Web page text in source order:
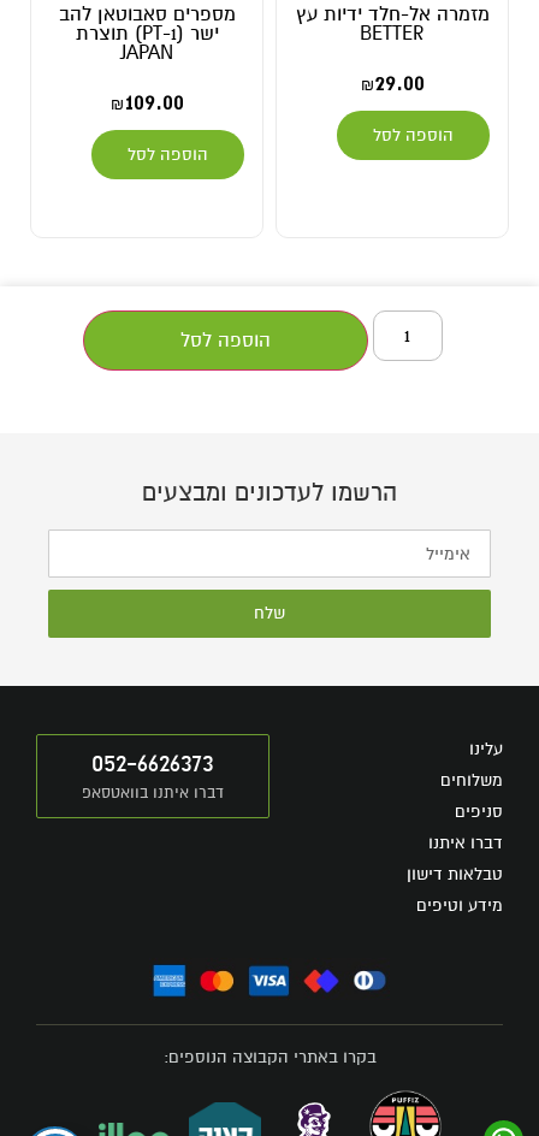
מזמרה אל-חלד ידיות עץ
BETTER
₪29.00
הוספה לסל
מספרים סאבוטאן להב
ישר (PT-1) תוצרת
JAPAN
₪109.00
הוספה לסל
הוספה לסל
הרשמו לעדכונים ומבצעים
שלח
עלינו
משלוחים
סניפים
דברו איתנו
טבלאות דישון
מידע וטיפים
052-6626373
דברו איתנו בוואטסאפ
בקרו באתרי הקבוצה הנוספים: